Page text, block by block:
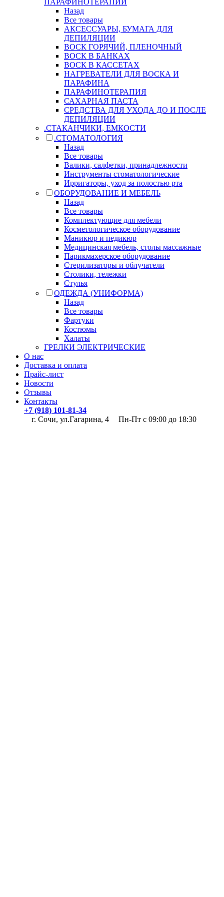
Назад
Все товары
АКСЕССУАРЫ, БУМАГА ДЛЯ
ДЕПИЛЯЦИИ
ВОСК ГОРЯЧИЙ, ПЛЕНОЧНЫЙ
ВОСК В БАНКАХ
ВОСК В КАССЕТАХ
НАГРЕВАТЕЛИ ДЛЯ ВОСКА И
ПАРАФИНА
ПАРАФИНОТЕРАПИЯ
САХАРНАЯ ПАСТА
СРЕДСТВА ДЛЯ УХОДА ДО И ПОСЛЕ
ДЕПИЛЯЦИИ
.СТАКАНЧИКИ, ЕМКОСТИ
.СТОМАТОЛОГИЯ
Назад
Все товары
Валики, салфетки, принадлежности
Инструменты стоматологические
Ирригаторы, уход за полостью рта
ОБОРУДОВАНИЕ И МЕБЕЛЬ
Назад
Все товары
Комплектующие для мебели
Косметологическое оборудование
Маникюр и педикюр
Медицинская мебель, столы массажные
Парикмахерское оборудование
Стерилизаторы и облучатели
Столики, тележки
Стулья
ОДЕЖДА (УНИФОРМА)
Назад
Все товары
Фартуки
Костюмы
Халаты
ГРЕЛКИ ЭЛЕКТРИЧЕСКИЕ
О нас
Доставка и оплата
Прайс-лист
Новости
Отзывы
Контакты
+7 (918) 101-81-34
г. Сочи, ул.Гагарина, 4
Пн-Пт с 09:00 до 18:30